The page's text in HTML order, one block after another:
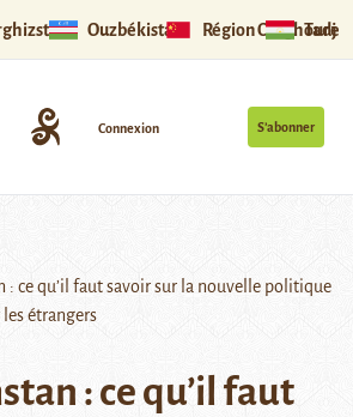
Ouzbékistan Région Ouïghoure
S’abonner
Connexion
: ce qu’il faut savoir sur la nouvelle politique
étrangers
: ce qu’il faut